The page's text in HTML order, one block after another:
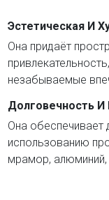
Эстетическая И
Она придаёт
незабываемые
Долговечность И
Она обеспечивает
использованию
мрамор, алюминий,